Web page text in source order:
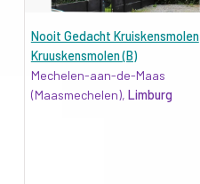
Nooit Gedacht Kruiskensmolen
Kruuskensmolen (B)
Mechelen-aan-de-Maas
(Maasmechelen), Limburg